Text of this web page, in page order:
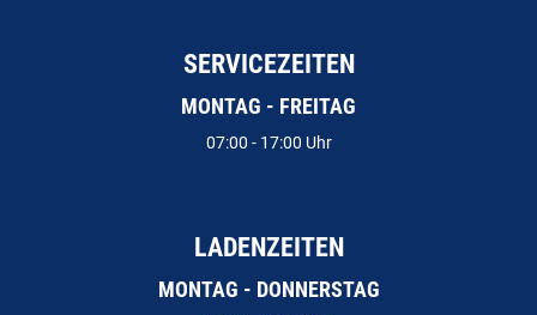
SERVICEZEITEN
MONTAG - FREITAG
07:00 - 17:00 Uhr
LADENZEITEN
MONTAG - DONNERSTAG